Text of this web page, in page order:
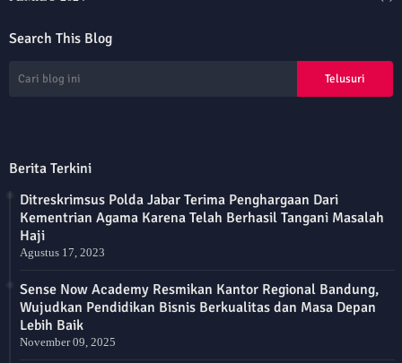
Search This Blog
Berita Terkini
Ditreskrimsus Polda Jabar Terima Penghargaan Dari
Kementrian Agama Karena Telah Berhasil Tangani Masalah
Haji
Agustus 17, 2023
Sense Now Academy Resmikan Kantor Regional Bandung,
Wujudkan Pendidikan Bisnis Berkualitas dan Masa Depan
Lebih Baik
November 09, 2025